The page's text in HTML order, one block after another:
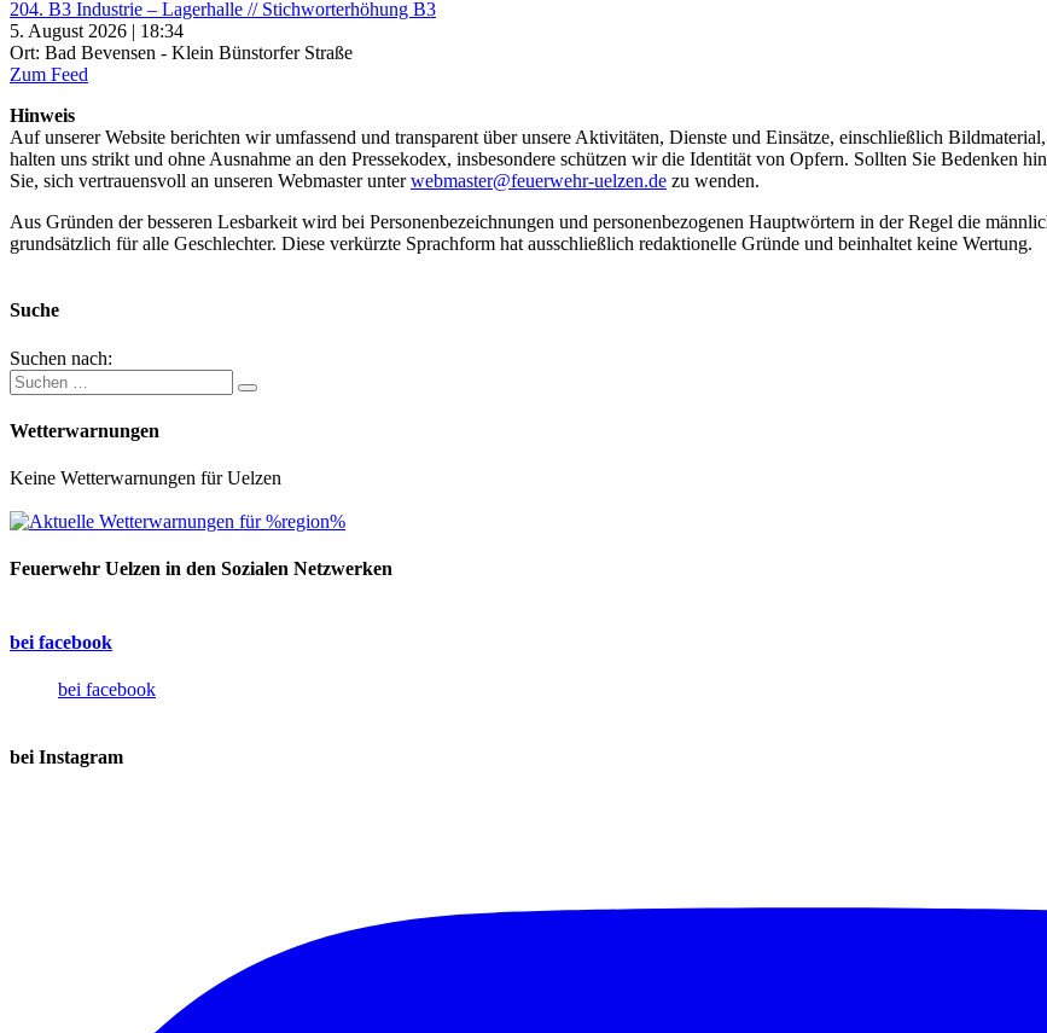
204. B3 Industrie – Lagerhalle // Stichworterhöhung B3
5. August 2026 | 18:34
Ort: Bad Bevensen - Klein Bünstorfer Straße
Zum Feed
Hinweis
Auf unserer Website berichten wir umfassend und transparent über unsere Aktivitäten, Dienste und Einsätze, einschließlich
halten uns strikt und ohne Ausnahme an den Pressekodex, insbesondere schützen wir die Identität von Opfern. Sollten Sie Bedenken
Sie, sich vertrauensvoll an unseren Webmaster unterwebmaster@feuerwehr-uelzen.de zu wenden.
Aus Gründen der besseren Lesbarkeit wird bei Personenbezeichnungen und personenbezogenen Hauptwörtern in der Regel die
grundsätzlich für alle Geschlechter. Diese verkürzte Sprachform hat ausschließlich redaktionelle Gründe und beinhaltet keine Wertung.
Suche
Suchen nach:
Wetterwarnungen
Keine Wetterwarnungen für Uelzen
Feuerwehr Uelzen in den Sozialen Netzwerken
bei facebook
bei facebook
bei Instagram